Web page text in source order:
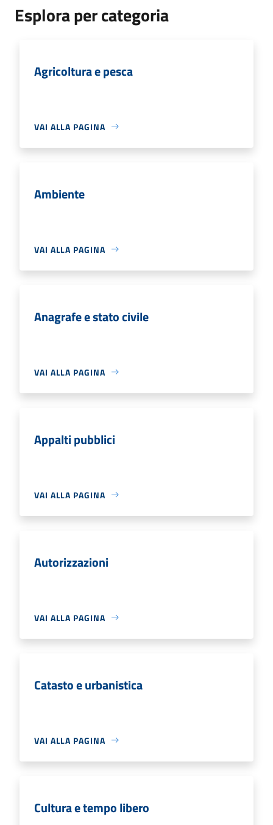
Esplora per categoria
Agricoltura e pesca
VAI ALLA PAGINA
Ambiente
VAI ALLA PAGINA
Anagrafe e stato civile
VAI ALLA PAGINA
Appalti pubblici
VAI ALLA PAGINA
Autorizzazioni
VAI ALLA PAGINA
Catasto e urbanistica
VAI ALLA PAGINA
Cultura e tempo libero